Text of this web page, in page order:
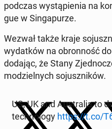
podczas wy­stą­pie­nia na
gue w Sin­ga­pu­rze.
Wezwał także kraje
wy­dat­ków na obron­ność
dodając, że Stany
mo­dziel­nych so­jusz­ni­ków.
US, UK and Au­stra­lia to
tech­no­lo­gy https://t.co/